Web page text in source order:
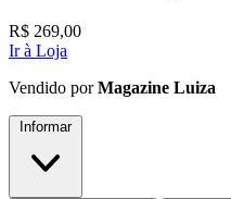
R$ 269,00
Ir à Loja
Vendido porMagazine Luiza
Informar